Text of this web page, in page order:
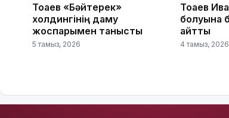
Тоқаев «Бәйтерек»
холдингінің даму
жоспарымен танысты
5 тамыз, 2026
Тоқаев
болуына
айтты
4 тамыз, 2026